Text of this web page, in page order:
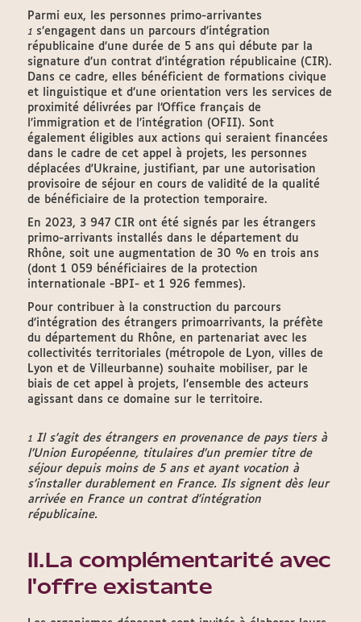
Parmi eux, les personnes primo-arrivantes
1 s’engagent dans un parcours d’intégration
républicaine d’une durée de 5 ans qui débute par la
signature d’un contrat d’intégration républicaine (CIR).
Dans ce cadre, elles bénéficient de formations civique
et linguistique et d’une orientation vers les services de
proximité délivrées par l’Office français de
l’immigration et de l’intégration (OFII). Sont
également éligibles aux actions qui seraient financées
dans le cadre de cet appel à projets, les personnes
déplacées d'Ukraine, justifiant, par une autorisation
provisoire de séjour en cours de validité de la qualité
de bénéficiaire de la protection temporaire.
En 2023, 3 947 CIR ont été signés par les étrangers
primo-arrivants installés dans le département du
Rhône, soit une augmentation de 30 % en trois ans
(dont 1 059 bénéficiaires de la protection
internationale -BPI- et 1 926 femmes).
Pour contribuer à la construction du parcours
d’intégration des étrangers primoarrivants, la préfète
du département du Rhône, en partenariat avec les
collectivités territoriales (métropole de Lyon, villes de
Lyon et de Villeurbanne) souhaite mobiliser, par le
biais de cet appel à projets, l’ensemble des acteurs
agissant dans ce domaine sur le territoire.
1 Il s’agit des étrangers en provenance de pays tiers à
l’Union Européenne, titulaires d’un premier titre de
séjour depuis moins de 5 ans et ayant vocation à
s’installer durablement en France. Ils signent dès leur
arrivée en France un contrat d’intégration
républicaine.
II.La complémentarité avec
l'offre existante